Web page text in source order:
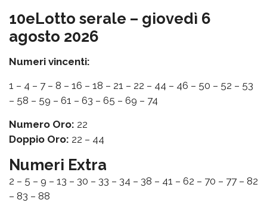
10eLotto serale – giovedì 6
agosto 2026
Numeri vincenti:
1 – 4 – 7 – 8 – 16 – 18 – 21 – 22 – 44 – 46 – 50 – 52 – 53
– 58 – 59 – 61 – 63 – 65 – 69 – 74
Numero Oro: 22
Doppio Oro: 22 – 44
Numeri Extra
2 – 5 – 9 – 13 – 30 – 33 – 34 – 38 – 41 – 62 – 70 – 77 – 82
– 83 – 88